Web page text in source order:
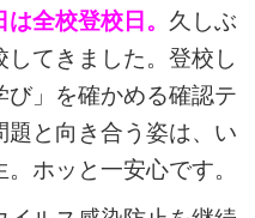
は全校登校日。 久しぶ
てきました。登校し
」を確かめる確認テ
と向き合う姿は、い
ホッと一安心です。